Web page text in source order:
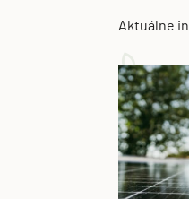
Aktuálne